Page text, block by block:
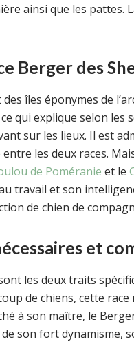
ainsi que les
Berger des
îles éponymes de
qui explique selon
sur les lieux. Il est
les deux races.
de Poméranie et le
travail et son
de chien de
et
les deux traits
de chiens, cette
à son maître, le
son fort dynamisme,